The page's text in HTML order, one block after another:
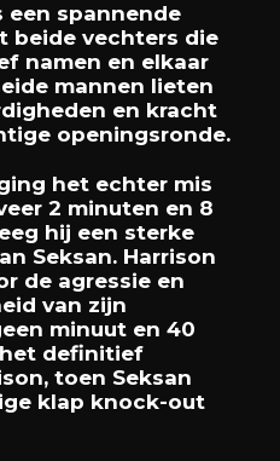
een spannende
beide vechters die
namen en elkaar
mannen lieten
en kracht
openingsronde.
het echter mis
2 minuten en 8
hij een sterke
Seksan. Harrison
de agressie en
van zijn
minuut en 40
definitief
toen Seksan
klap knock-out